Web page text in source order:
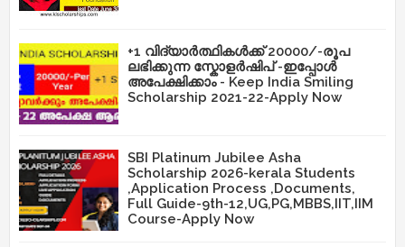
+1 വിദ്യാർത്ഥികൾക്ക് 20000/-രൂപ
ലഭിക്കുന്ന സ്കോളർഷിപ് -ഇപ്പോൾ
അപേക്ഷിക്കാം - Keep India Smiling
Scholarship 2021-22-Apply Now
SBI Platinum Jubilee Asha
Scholarship 2026-kerala Students
,Application Process ,Documents,
Full Guide-9th-12,UG,PG,MBBS,IIT,IIM
Course-Apply Now